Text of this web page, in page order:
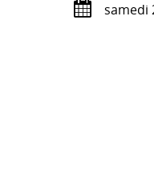
samedi